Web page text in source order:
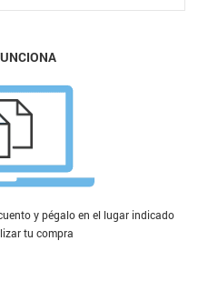
y pégalo en el lugar indicado
tu compra